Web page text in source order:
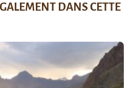
DANS CETTE